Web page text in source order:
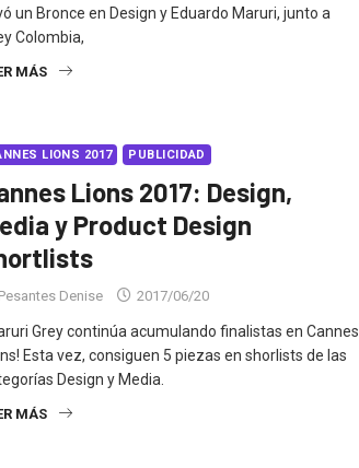
un Bronce en Design y Eduardo Maruri, junto a
Colombia,
MÁS
LIONS 2017 PUBLICIDAD
Lions 2017: Design,
y Product Design
Pesantes Denise 2017/06/20
Grey continúa acumulando finalistas en Cannes
Esta vez, consiguen 5 piezas en shorlists de las
Design y Media.
MÁS